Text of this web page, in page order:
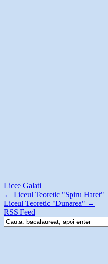
Licee Galati
← Liceul Teoretic "Spiru Haret"
Liceul Teoretic "Dunarea" →
RSS Feed